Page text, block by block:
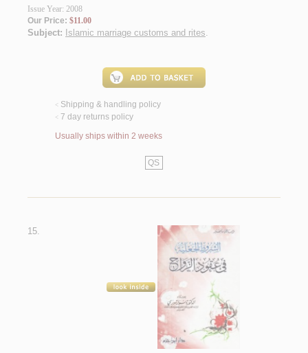
Issue Year: 2008
Our Price: $11.00
Subject: Islamic marriage customs and rites.
< Shipping & handling policy
< 7 day returns policy
Usually ships within 2 weeks
QS
15.